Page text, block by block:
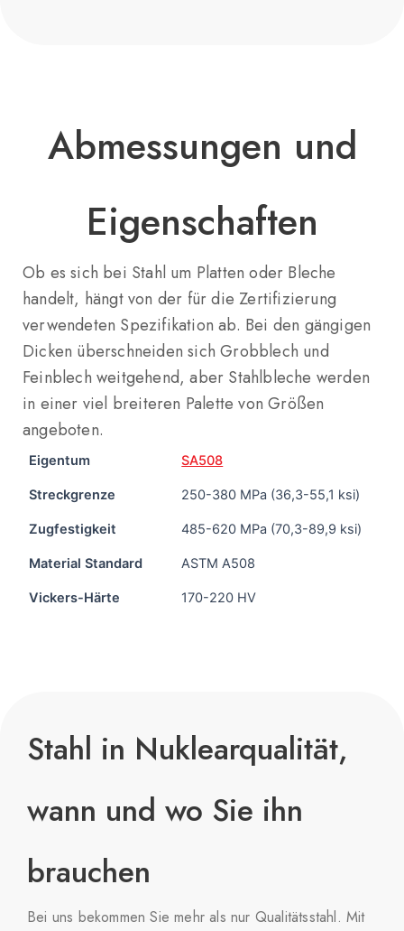
Abmessungen und
Eigenschaften
Ob es sich bei Stahl um Platten oder Bleche
handelt, hängt von der für die Zertifizierung
verwendeten Spezifikation ab. Bei den gängigen
Dicken überschneiden sich Grobblech und
Feinblech weitgehend, aber Stahlbleche werden
in einer viel breiteren Palette von Größen
angeboten.
Eigentum SA508
Streckgrenze 250-380 MPa (36,3-55,1 ksi)
Zugfestigkeit 485-620 MPa (70,3-89,9 ksi)
Material Standard ASTM A508
Vickers-Härte 170-220 HV
Stahl in Nuklearqualität,
wann und wo Sie ihn
brauchen​
Bei uns bekommen Sie mehr als nur Qualitätsstahl. Mit